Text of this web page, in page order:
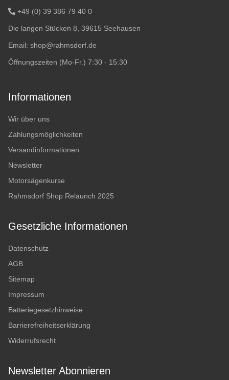
+49 (0) 39 386 79 40 0
Die langen Stücken 8, 39615 Seehausen
Email: shop@rahmsdorf.de
Öffnungszeiten (Mo-Fr.) 7:30 - 15:30
Informationen
Wir über uns
Zahlungsmöglichkeiten
Versandinformationen
Newsletter
Motorsägenkurse
Rahmsdorf Shop Relaunch 2025
Gesetzliche Informationen
Datenschutz
AGB
Sitemap
Impressum
Batteriegesetzhinweise
Barrierefreiheitserklärung
Widerrufsrecht
Newsletter Abonnieren